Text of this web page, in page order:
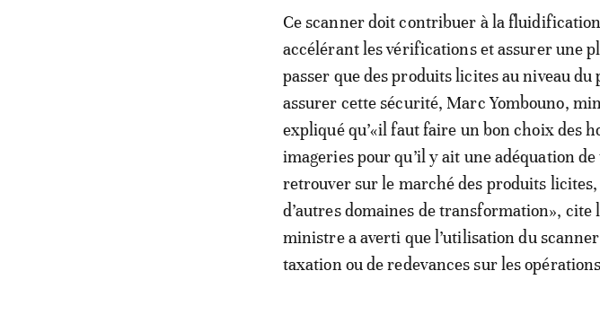
Ce scanner doit contribuer à la
accélérant les vérifications et assurer une
passer que des produits licites au niveau
assurer cette sécurité, Marc Yombouno,
expliqué qu’«il faut faire un bon choix des
imageries pour qu’il y ait une adéquation
retrouver sur le marché des produits
d’autres domaines de transformation»,
ministre a averti que l’utilisation du
taxation ou de redevances sur les